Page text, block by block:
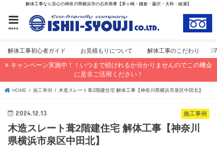
解体工事なら安心の神奈川県横浜市の石井商事【茅ヶ崎・鎌倉・藤沢・大和・綾瀬】
menu
解体工事初心者ガイド お見積もりについて 解体工事のこだわり
キャンペーン実施中！！いつまで続けれるか分かりませんのでこの機会
に是非ご活用ください！
HOME 施工事例 木造スレート葺2階建住宅 解体工事【神奈川県横浜市泉区中田北】
施工事例
2024.12.13
木造スレート葺2階建住宅 解体工事【神奈川
県横浜市泉区中田北】